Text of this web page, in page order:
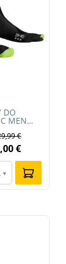
DO
MEN
€
€
▾